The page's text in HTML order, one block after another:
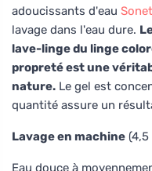
adoucissants d'eau
lavage dans l'eau dure.
lave-linge du linge
propreté est une
nature. Le gel est
quantité assure un
Lavage en machine (4,5
Eau douce à